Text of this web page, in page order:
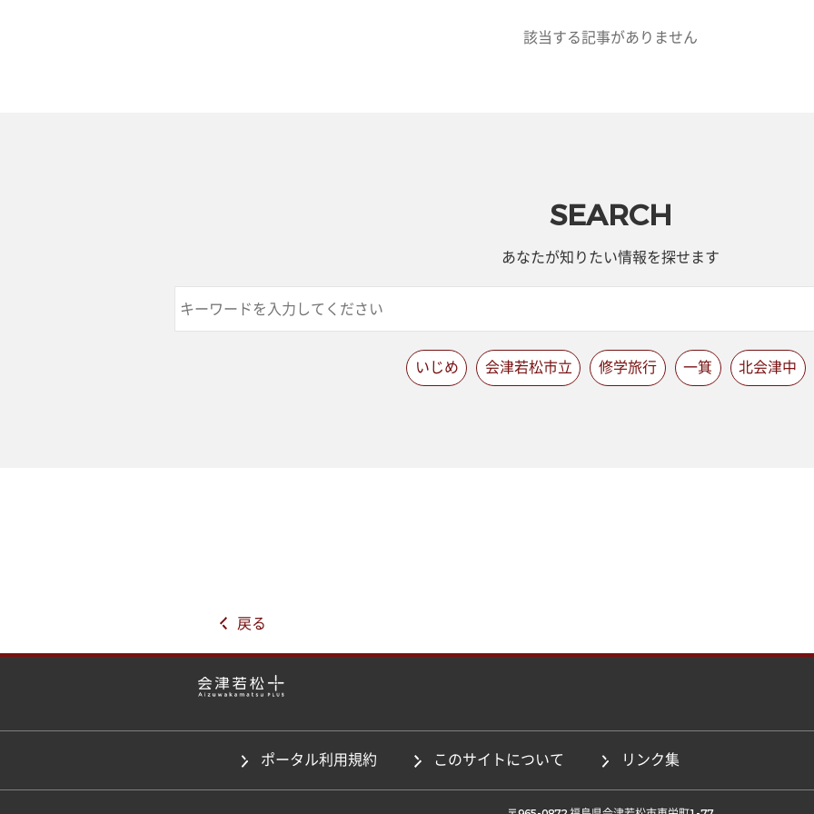
該当する記事がありません
SEARCH
あなたが知りたい情報を探せます
いじめ 会津若松市立 修学旅行 一箕 北会津中
戻る
ポータル利用規約 このサイトについて リンク集